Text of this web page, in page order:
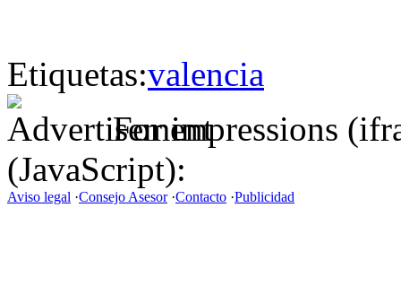
Etiquetas:valencia
For impressions
(JavaScript):
Aviso legal ·Consejo Asesor·Contacto ·Publicidad